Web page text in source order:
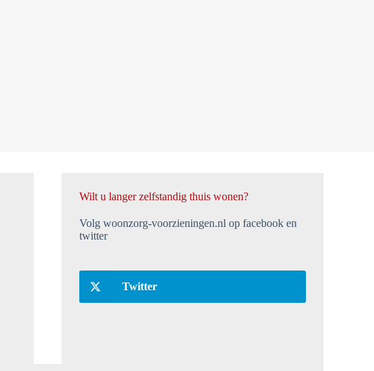
Wilt u langer zelfstandig thuis wonen?
Volg woonzorg-voorzieningen.nl op facebook en
twitter
Twitter